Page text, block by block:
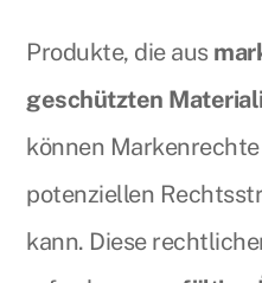
Produkte, die aus
geschützten
können
potenziellen
kann. Diese